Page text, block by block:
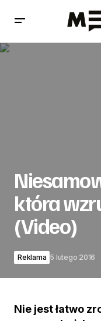
która
(Video)
Reklama 5 lutego 2016
Nie jest łatwo